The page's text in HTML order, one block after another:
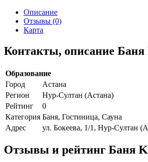
Описание
Отзывы (0)
Карта
Контакты, описание Баня
Образование
Город
Астана
Регион
Нур-Султан (Астана)
Рейтинг
0
Категория Баня, Гостиница, Сауна
Адрес
ул. Бокеева, 1/1, Нур-Султан
Отзывы и рейтинг Баня